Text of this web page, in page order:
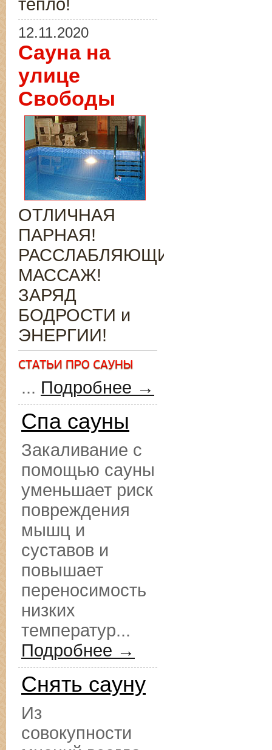
тепло!
12.11.2020
Сауна на
улице
Свободы
ОТЛИЧНАЯ
ПАРНАЯ!
РАССЛАБЛЯЮЩИЙ
МАССАЖ!
ЗАРЯД
БОДРОСТИ и
ЭНЕРГИИ!
... Подробнее →
Спа сауны
Закаливание с
помощью сауны
уменьшает риск
повреждения
мышц и
суставов и
повышает
переносимость
низких
температур...
Подробнее →
Снять сауну
Из
совокупности